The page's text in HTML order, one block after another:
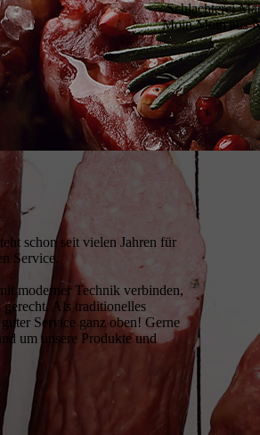
Schlachterei
Moin Moin aus
schon seit vielen Jahren für
Service.
moderner Technik verbinden,
gerecht. Als traditionelles
Service ganz oben! Gerne
um unsere Produkte und